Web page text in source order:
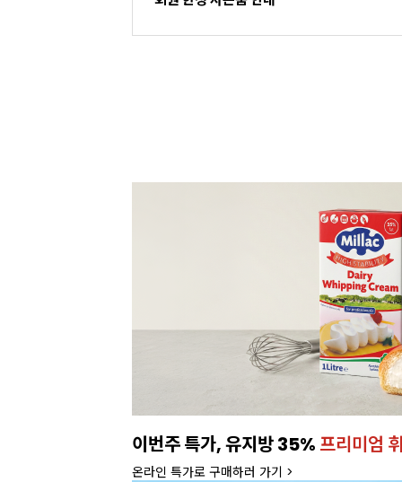
이번주 특가, 유지방 35% 프리미엄
온라인 특가로 구매하러 가기 >